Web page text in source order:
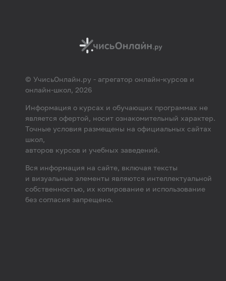
© УчисьОнлайн.ру - агрегатор онлайн-курсов и
онлайн-школ, 2026
Информация о курсах и обучающих программах не
является офертой, носит ознакомительный характер.
Точные условия размещены на официальных сайтах
школ,
авторов курсов и учебных заведений.
Вся информация на сайте, включая тексты
и визуальные элементы являются интеллектуальной
собственностью, их копирование и использование
без согласия запрещено.